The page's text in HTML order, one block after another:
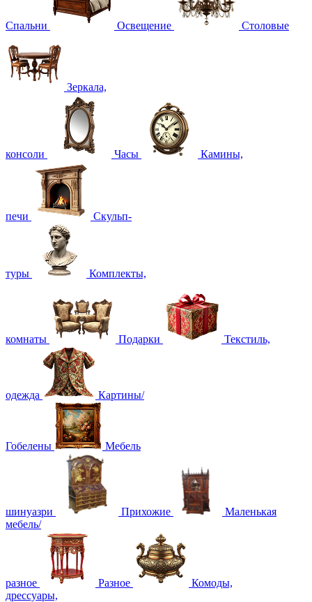
Спальни Освещение Столовые
Зеркала,
консоли Часы Камины,
печи Скульп-
туры Комплекты,
комнаты Подарки Текстиль,
одежда Картины/
Гобелены Мебель
шинуазри Прихожие
Маленькая
мебель/
разное Разное
Комоды,
дрессуары,